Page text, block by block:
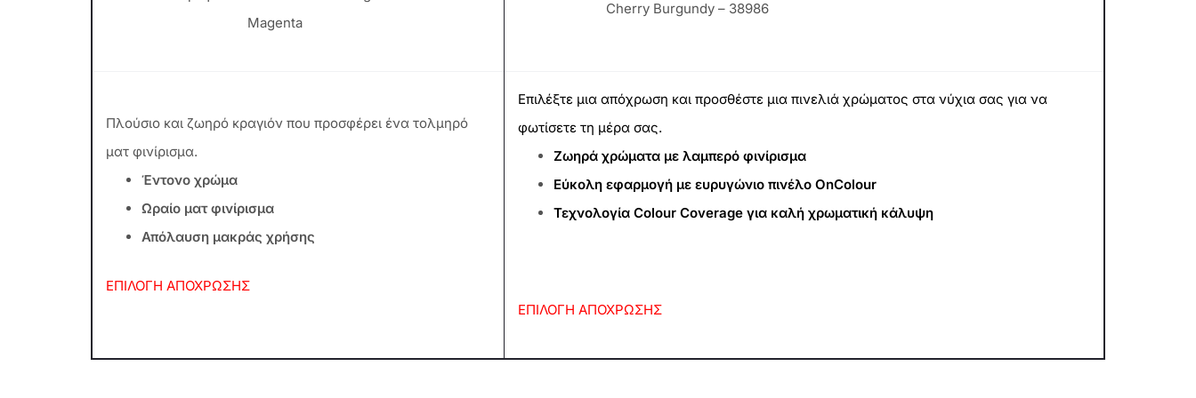
Magenta
Cherry Burgundy – 38986
Πλούσιο και ζωηρό κραγιόν που προσφέρει ένα τολμηρό
ματ φινίρισμα.
Έντονο χρώμα
Ωραίο ματ φινίρισμα
Απόλαυση μακράς χρήσης
ΕΠΙΛΟΓΗ ΑΠΟΧΡΩΣΗΣ
Επιλέξτε μια απόχρωση και προσθέστε μια πινελιά χρώματος στα νύχια σας για να
φωτίσετε τη μέρα σας.
Ζωηρά χρώματα με λαμπερό φινίρισμα
Εύκολη εφαρμογή με ευρυγώνιο πινέλο OnColour
Τεχνολογία Colour Coverage για καλή χρωματική κάλυψη
ΕΠΙΛΟΓΗ ΑΠΟΧΡΩΣΗΣ